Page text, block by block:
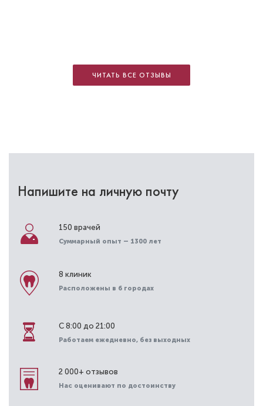
ЧИТАТЬ ВСЕ ОТЗЫВЫ
Напишите на личную почту
150 врачей
Суммарный опыт – 1300 лет
8 клиник
Расположены в 6 городах
С 8:00 до 21:00
Работаем ежедневно, без выходных
2 000+ отзывов
Нас оценивают по достоинству